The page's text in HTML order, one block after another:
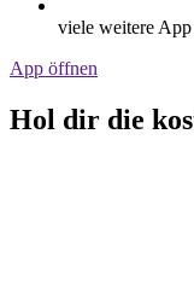
viele weitere
App öffnen
Hol dir die